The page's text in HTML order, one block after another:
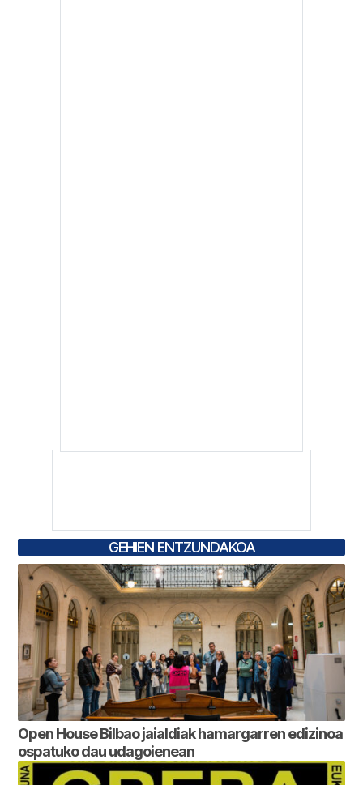
GEHIEN ENTZUNDAKOA
Open House Bilbao jaialdiak hamargarren edizinoa
ospatuko dau udagoienean